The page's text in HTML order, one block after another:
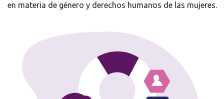
en materia de género y derechos humanos de las mujeres.